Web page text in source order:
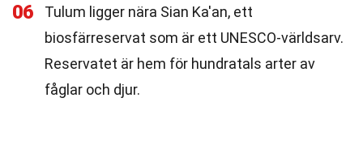
06
Tulum ligger nära Sian Ka'an, ett
biosfärreservat som är ett UNESCO-världsarv.
Reservatet är hem för hundratals arter av
fåglar och djur.